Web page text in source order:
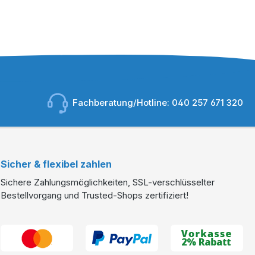
Fachberatung/Hotline: 040 257 671 320
Sicher & flexibel zahlen
Sichere Zahlungsmöglichkeiten, SSL-verschlüsselter
Bestellvorgang und Trusted-Shops zertifiziert!